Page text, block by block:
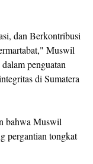
dan Berkontribusi
Muswil
penguatan
di Sumatera
bahwa Muswil
pergantian tongkat